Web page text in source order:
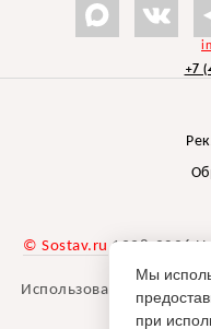
+7
© Sostav.ru 1998-2026
Использование
Мы
при